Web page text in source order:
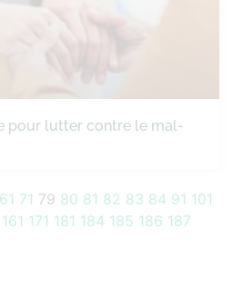
pour lutter contre le mal-
61 71 79 80 81 82 83 84 91 101
161 171 181 184 185 186 187